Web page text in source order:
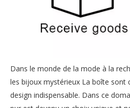
Dans le monde de la mode à la
les bijoux mystérieux La boîte sont
design indispensable. Dans ce